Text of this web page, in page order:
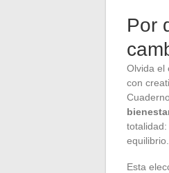
Por
Olvida el
con
equilibrio.
Esta